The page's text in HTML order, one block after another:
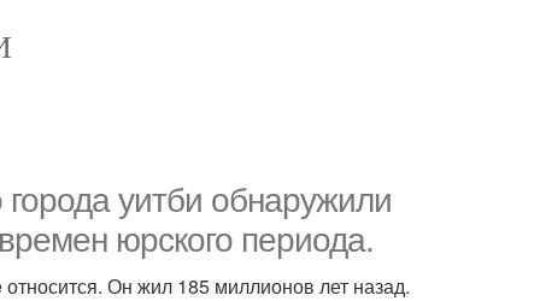
уитби обнаружили
юрского периода.
Он жил 185 миллионов лет назад.